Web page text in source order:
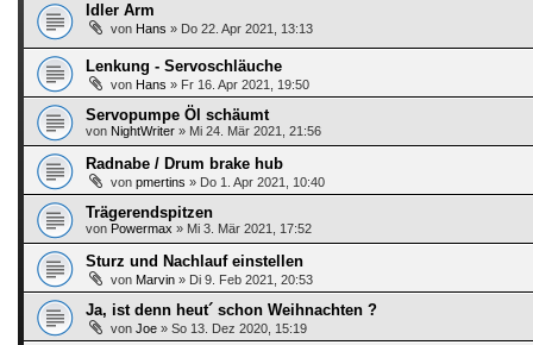
Idler Arm
von Hans » Do 22. Apr 2021, 13:13
Lenkung - Servoschläuche
von Hans » Fr 16. Apr 2021, 19:50
Servopumpe Öl schäumt
von NightWriter » Mi 24. Mär 2021, 21:56
Radnabe / Drum brake hub
von pmertins » Do 1. Apr 2021, 10:40
Trägerendspitzen
von Powermax » Mi 3. Mär 2021, 17:52
Sturz und Nachlauf einstellen
von Marvin » Di 9. Feb 2021, 20:53
Ja, ist denn heut´ schon Weihnachten ?
von Joe » So 13. Dez 2020, 15:19